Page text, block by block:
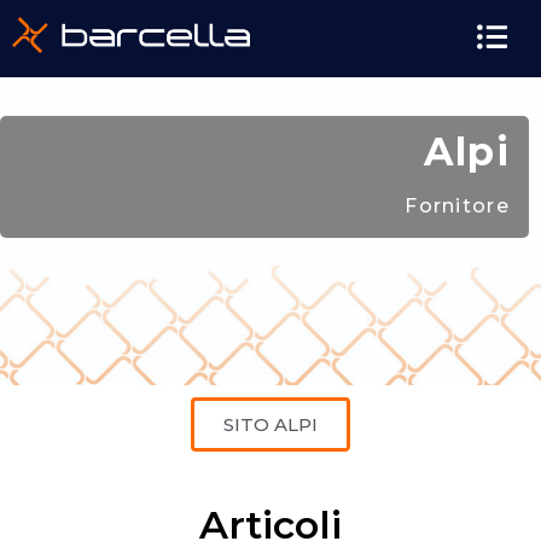
Alpi
Fornitore
SITO ALPI
Articoli